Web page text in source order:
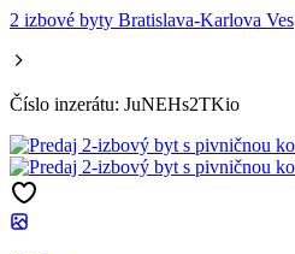
2 izbové byty Bratislava-Karlova Ves
Číslo inzerátu: JuNEHs2TKio